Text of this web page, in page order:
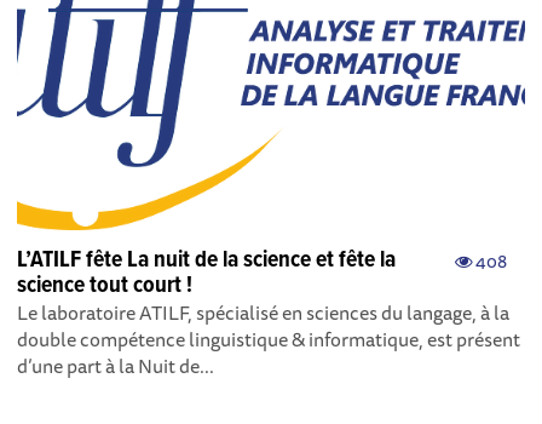
408
L’ATILF fête La nuit de la science et fête la
science tout court !
Le laboratoire ATILF, spécialisé en sciences du langage, à la
double compétence linguistique & informatique, est présent
d’une part à la Nuit de...